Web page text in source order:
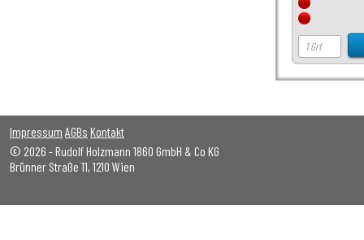
Impressum AGBs Kontakt
© 2026 - Rudolf Holzmann 1860 GmbH & Co KG
Brünner Straße 11, 1210 Wien